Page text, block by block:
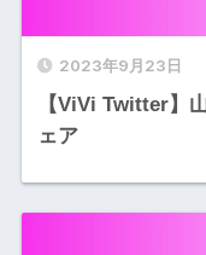
2023年9月23日
【ViVi Twitter】
ェア